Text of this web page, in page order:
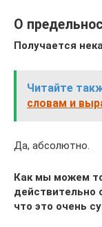
О
Получается
Читайте
словам и
Да, абсолютно.
Как мы можем
действительно
что это очень